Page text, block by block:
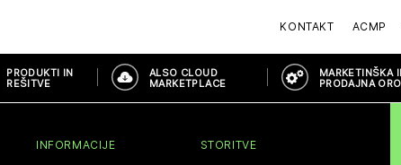
KONTAKT ACMP
PRODUKTI IN
REŠITVE
ALSO CLOUD
MARKETPLACE
MARKETINŠKA
PRODAJNA
INFORMACIJE STORITVE